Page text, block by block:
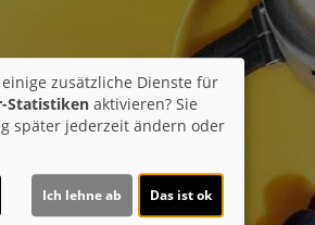
zusätzliche Dienste für
Statistiken aktivieren? Sie
später jederzeit ändern oder
Ich lehne ab Das ist ok